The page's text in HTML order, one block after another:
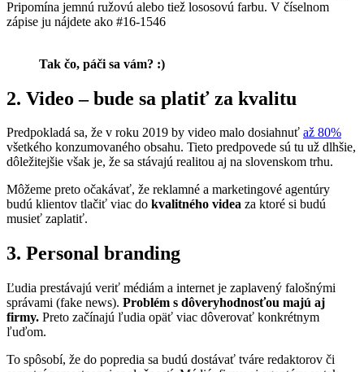
Pripomína jemnú ružovú alebo tiež lososovú farbu. V číselnom
zápise ju nájdete ako #16-1546
Tak čo, páči sa vám? :)
2. Video – bude sa platiť za kvalitu
Predpokladá sa, že v roku 2019 by video malo dosiahnuť až 80%
všetkého konzumovaného obsahu. Tieto predpovede sú tu už dlhšie,
dôležitejšie však je, že sa stávajú realitou aj na slovenskom trhu.
Môžeme preto očakávať, že reklamné a marketingové agentúry
budú klientov tlačiť viac do kvalitného videa za ktoré si budú
musieť zaplatiť.
3. Personal branding
Ľudia prestávajú veriť médiám a internet je zaplavený falošnými
správami (fake news). Problém s dôveryhodnosťou majú aj
firmy. Preto začínajú ľudia opäť viac dôverovať konkrétnym
ľuďom.
To spôsobí, že do popredia sa budú dostávať tváre redaktorov či